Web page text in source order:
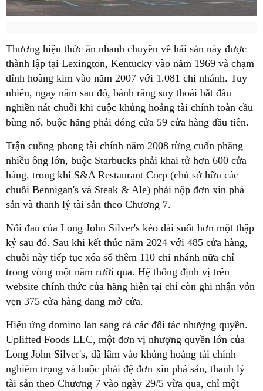
Thương hiệu thức ăn nhanh chuyên về hải sản này được
thành lập tại Lexington, Kentucky vào năm 1969 và chạm
đỉnh hoàng kim vào năm 2007 với 1.081 chi nhánh. Tuy
nhiên, ngay năm sau đó, bánh răng suy thoái bắt đầu
nghiền nát chuỗi khi cuộc khủng hoảng tài chính toàn cầu
bùng nổ, buộc hãng phải đóng cửa 59 cửa hàng đầu tiên.
Trận cuồng phong tài chính năm 2008 từng cuốn phăng
nhiều ông lớn, buộc Starbucks phải khai tử hơn 600 cửa
hàng, trong khi S&A Restaurant Corp (chủ sở hữu các
chuỗi Bennigan's và Steak & Ale) phải nộp đơn xin phá
sản và thanh lý tài sản theo Chương 7.
Nỗi đau của Long John Silver's kéo dài suốt hơn một thập
kỷ sau đó. Sau khi kết thúc năm 2024 với 485 cửa hàng,
chuỗi này tiếp tục xóa sổ thêm 110 chi nhánh nữa chỉ
trong vòng một năm rưỡi qua. Hệ thống định vị trên
website chính thức của hãng hiện tại chỉ còn ghi nhận vỏn
vẹn 375 cửa hàng đang mở cửa.
Hiệu ứng domino lan sang cả các đối tác nhượng quyền.
Uplifted Foods LLC, một đơn vị nhượng quyền lớn của
Long John Silver's, đã lâm vào khủng hoảng tài chính
nghiêm trọng và buộc phải đệ đơn xin phá sản, thanh lý
tài sản theo Chương 7 vào ngày 29/5 vừa qua, chỉ một